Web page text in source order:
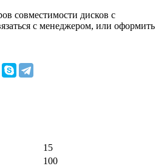
совместимости дисков с
с менеджером, или оформить
15
100